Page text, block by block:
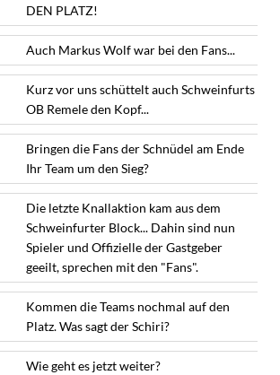
DEN PLATZ!
Auch Markus Wolf war bei den Fans...
Kurz vor uns schüttelt auch Schweinfurts
OB Remele den Kopf...
Bringen die Fans der Schnüdel am Ende
Ihr Team um den Sieg?
Die letzte Knallaktion kam aus dem
Schweinfurter Block... Dahin sind nun
Spieler und Offizielle der Gastgeber
geeilt, sprechen mit den "Fans".
Kommen die Teams nochmal auf den
Platz. Was sagt der Schiri?
Wie geht es jetzt weiter?